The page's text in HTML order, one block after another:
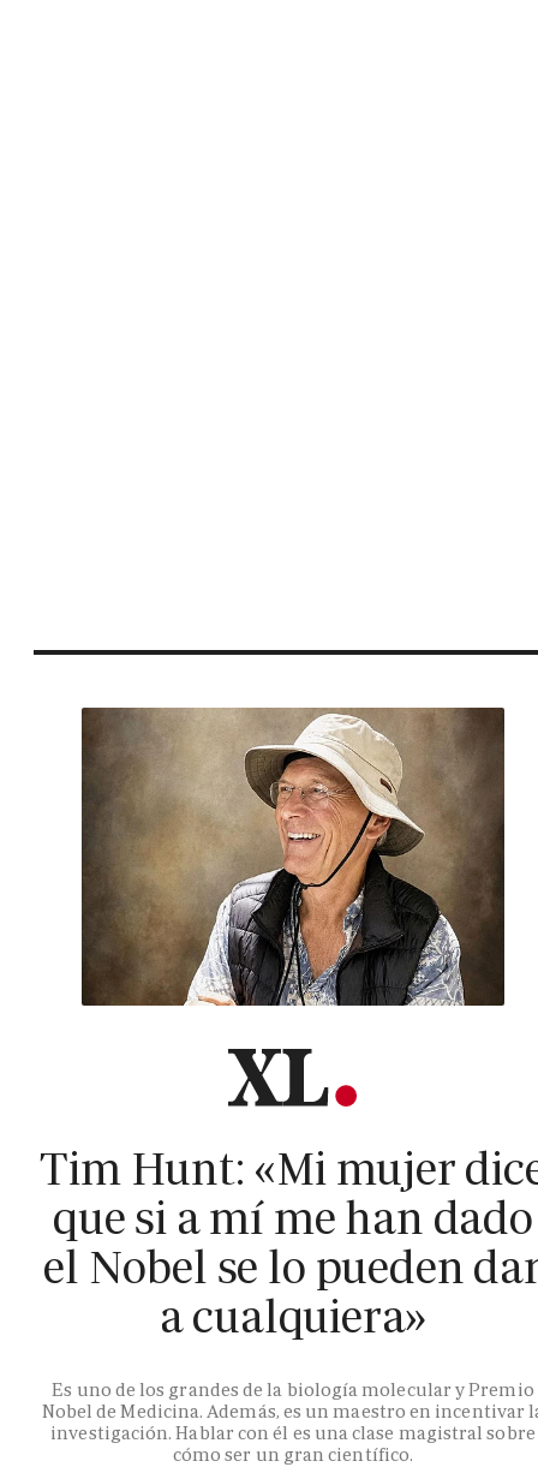
Tim Hunt: «Mi mujer
que si a mí me han dado
el Nobel se lo pueden
a cualquiera»
Es uno de los grandes de la biología molecular y Premio
Nobel de Medicina. Además, es un maestro en incentivar
investigación. Hablar con él es una clase magistral sobre
cómo ser un gran científico.